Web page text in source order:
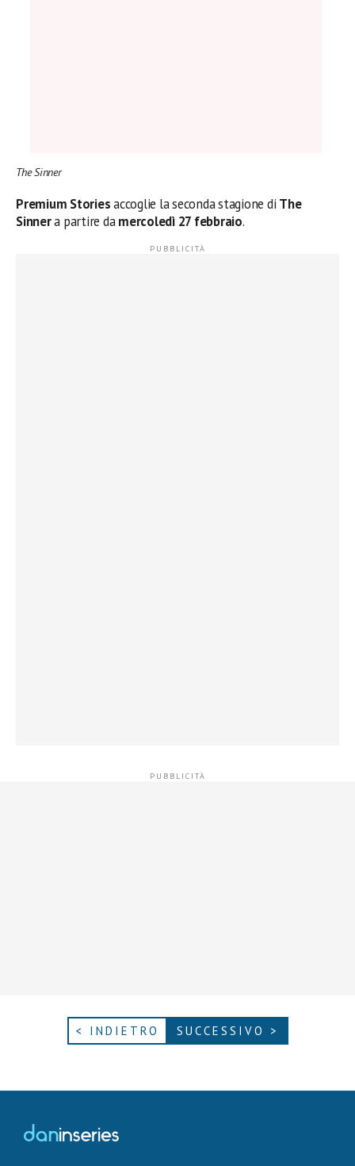
The Sinner
Premium Storiesaccoglie la seconda stagione di The
Sinnera partire damercoledì 27 febbraio.
< INDIETRO SUCCESSIVO >